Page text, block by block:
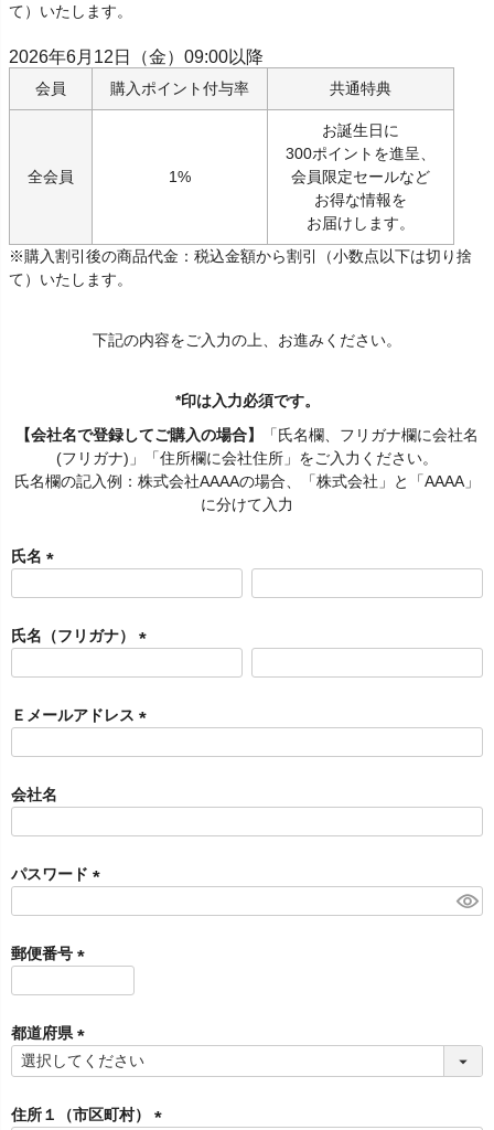
て）いたします。
2026年6月12日（金）09:00以降
会員 購入ポイント付与率 共通特典
全会員 1%
お誕生日に
300ポイントを進呈、
会員限定セールなど
お得な情報を
お届けします。
※購入割引後の商品代金：税込金額から割引（小数点以下は切り捨
て）いたします。
下記の内容をご入力の上、お進みください。
*印は入力必須です。
【会社名で登録してご購入の場合】
「氏名欄、フリガナ欄に会社名
(フリガナ)」「住所欄に会社住所」をご入力ください。
氏名欄の記入例：株式会社AAAAの場合、「株式会社」と「AAAA」
に分けて入力
氏名
須
)
氏名（フリガナ）
須
)
Ｅメールアドレス
)
会社名
パスワード
)
郵便番号
須
)
都道府県
(
須
住所１（市区町村）